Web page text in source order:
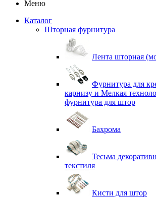
Меню
Каталог
Шторная фурнитура
Лента шторная
Фурнитура для
карнизу и Мелкая
фурнитура для штор
Бахрома
Тесьма
текстиля
Кисти для штор